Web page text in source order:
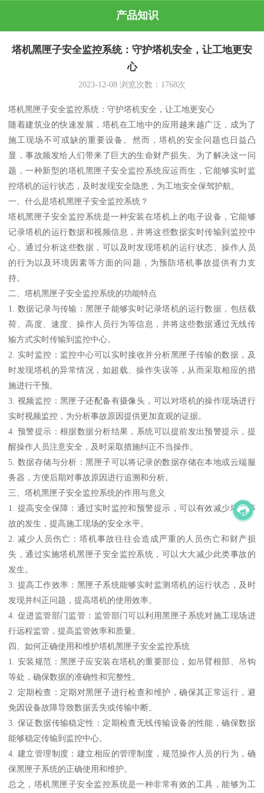
产品知识
塔机黑匣子安全监控系统：守护塔机安全，让工地更安
心
2023-12-08 浏览次数： 1768次
塔机黑匣子安全监控系统：守护塔机安全，让工地更安心
随着建筑业的快速发展，塔机在工地中的应用越来越广泛，成为了
施工现场不可或缺的重要设备。然而，塔机的安全问题也日益凸
显，事故频发给人们带来了巨大的生命财产损失。为了解决这一问
题，一种新型的塔机黑匣子安全监控系统应运而生，它能够实时监
控塔机的运行状态，及时发现安全隐患，为工地安全保驾护航。
一、什么是塔机黑匣子安全监控系统？
塔机黑匣子安全监控系统是一种安装在塔机上的电子设备，它能够
记录塔机的运行数据和视频信息，并将这些数据实时传输到监控中
心。通过分析这些数据，可以及时发现塔机的运行状态、操作人员
的行为以及环境因素等方面的问题，为预防塔机事故提供有力支
持。
二、塔机黑匣子安全监控系统的功能特点
1. 数据记录与传输：黑匣子能够实时记录塔机的运行数据，包括载
荷、高度、速度、操作人员行为等信息，并将这些数据通过无线传
输方式实时传输到监控中心。
2. 实时监控：监控中心可以实时接收并分析黑匣子传输的数据，及
时发现塔机的异常情况，如超载、操作失误等，从而采取相应的措
施进行干预。
3. 视频监控：黑匣子还配备有摄像头，可以对塔机的操作现场进行
实时视频监控，为分析事故原因提供更加直观的证据。
4. 预警提示：根据数据分析结果，系统可以提前发出预警提示，提
醒操作人员注意安全，及时采取措施纠正不当操作。
5. 数据存储与分析：黑匣子可以将记录的数据存储在本地或云端服
务器，方便后期对事故原因进行追溯和分析。
三、塔机黑匣子安全监控系统的作用与意义
1. 提高安全保障：通过实时监控和预警提示，可以有效减少塔机事
故的发生，提高施工现场的安全水平。
2. 减少人员伤亡：塔机事故往往会造成严重的人员伤亡和财产损
失，通过实施塔机黑匣子安全监控系统，可以大大减少此类事故的
发生。
3. 提高工作效率：黑匣子系统能够实时监测塔机的运行状态，及时
发现并纠正问题，提高塔机的使用效率。
4. 促进监管部门监管：监管部门可以利用黑匣子系统对施工现场进
行远程监管，提高监管效率和质量。
四、如何正确使用和维护塔机黑匣子安全监控系统
1. 安装规范：黑匣子应安装在塔机的重要部位，如吊臂根部、吊钩
等处，确保数据的准确性和完整性。
2. 定期检查：定期对黑匣子进行检查和维护，确保其正常运行，避
免因设备故障导致数据丢失或传输中断。
3. 保证数据传输稳定性：定期检查无线传输设备的性能，确保数据
能够稳定传输到监控中心。
4. 建立管理制度：建立相应的管理制度，规范操作人员的行为，确
保黑匣子系统的正确使用和维护。
总之，塔机黑匣子安全监控系统是一种非常有效的工具，能够为工